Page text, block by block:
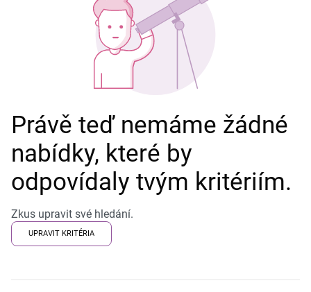
Právě teď nemáme žádné
nabídky, které by
odpovídaly tvým kritériím.
Zkus upravit své hledání.
UPRAVIT KRITÉRIA